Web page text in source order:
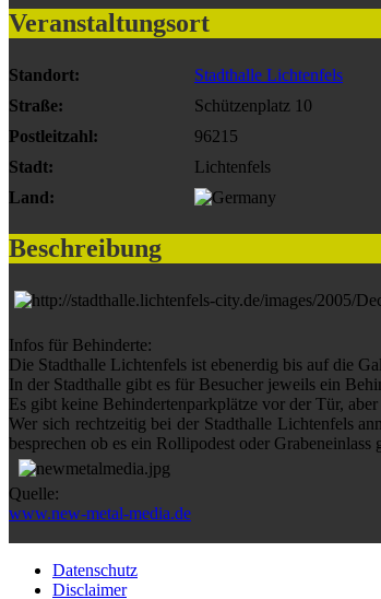
Veranstaltungsort
Standort:
Stadthalle Lichtenfels
Straße:
Schützenplatz 10
Postleitzahl:
96215
Stadt:
Lichtenfels
Land:
Beschreibung
Infos für Behinderte:
Die Stadthalle Lichtenfels ist ebenerdig bis auf die
In der Stadthalle gibt es für Besucher jeweils ein
Es gibt keine Behindertenparkplätze vor der Tür,
Wer sich rechtzeitig bei der Stadthalle Lichtenfels
besprechen ob es ein Rollipodest oder
Quelle:
www.new-metal-media.de
Datenschutz
Disclaimer